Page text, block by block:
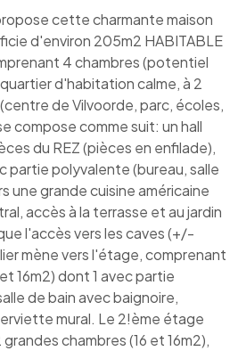
cette charmante maison
d'environ 205m2 HABITABLE
4 chambres (potentiel
d'habitation calme, à 2
de Vilvoorde, parc, écoles,
compose comme suit: un hall
du REZ (pièces en enfilade),
partie polyvalente (bureau, salle
une grande cuisine américaine
accès à la terrasse et au jardin
l'accès vers les caves (+/-
mène vers l'étage, comprenant
16m2) dont 1 avec partie
de bain avec baignoire,
mural. Le 2!ème étage
chambres (16 et 16m2),